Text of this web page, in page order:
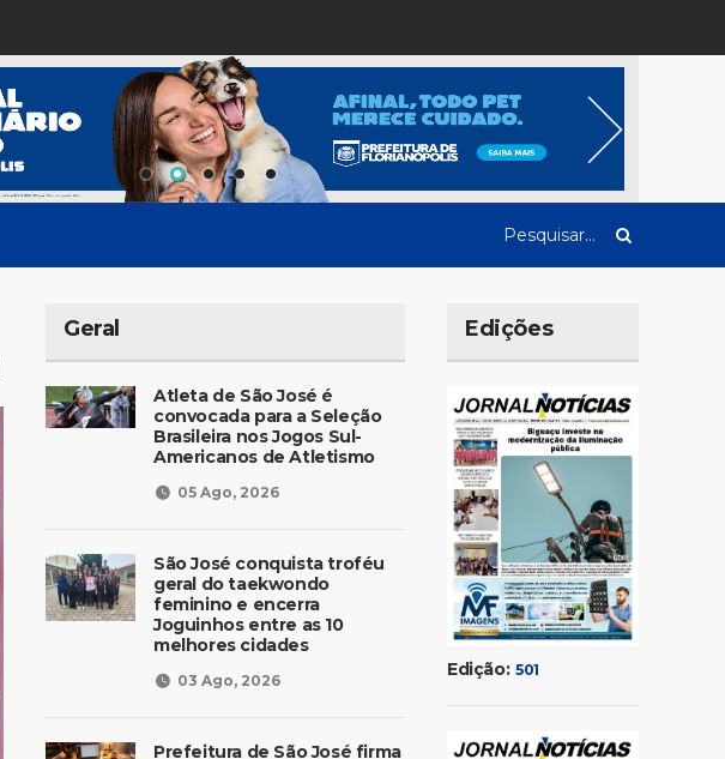
Geral
Atleta de São José é
convocada para a Seleção
Brasileira nos Jogos Sul-
Americanos de Atletismo
05 Ago, 2026
São José conquista troféu
geral do taekwondo
feminino e encerra
Joguinhos entre as 10
melhores cidades
03 Ago, 2026
Prefeitura de São José firma
Edições
Edição: 501